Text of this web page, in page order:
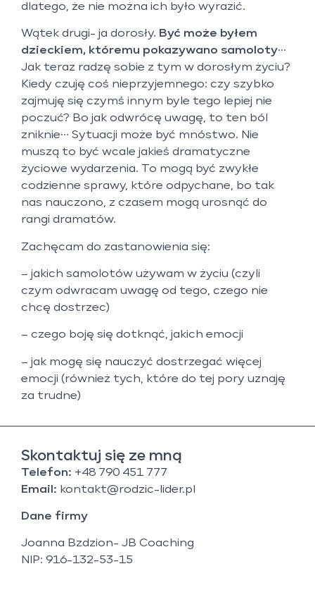
dlatego, że nie można ich było wyrazić.
Wątek drugi- ja dorosły. Być może byłem
dzieckiem, któremu pokazywano samoloty…
Jak teraz radzę sobie z tym w dorosłym życiu?
Kiedy czuję coś nieprzyjemnego: czy szybko
zajmuję się czymś innym byle tego lepiej nie
poczuć? Bo jak odwrócę uwagę, to ten ból
zniknie… Sytuacji może być mnóstwo. Nie
muszą to być wcale jakieś dramatyczne
życiowe wydarzenia. To mogą być zwykłe
codzienne sprawy, które odpychane, bo tak
nas nauczono, z czasem mogą urosnąć do
rangi dramatów.
Zachęcam do zastanowienia się:
– jakich samolotów używam w życiu (czyli
czym odwracam uwagę od tego, czego nie
chcę dostrzec)
– czego boję się dotknąć, jakich emocji
– jak mogę się nauczyć dostrzegać więcej
emocji (również tych, które do tej pory uznaję
za trudne)
Skontaktuj się ze mną
Telefon: +48 790 451 777
Email: kontakt@rodzic-lider.pl
Dane firmy
Joanna Bzdzion- JB Coaching
NIP: 916-132-53-15